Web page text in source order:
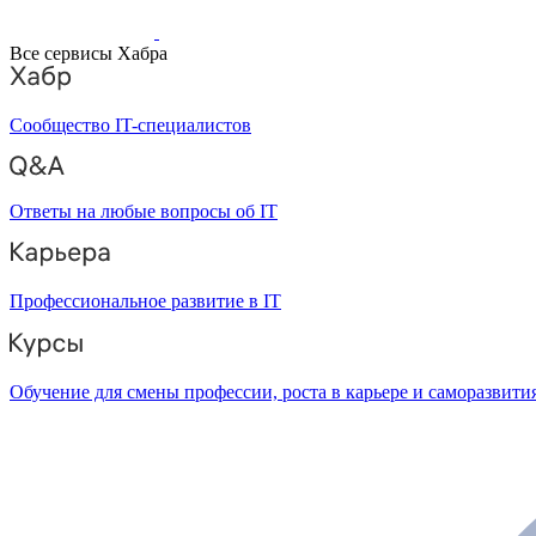
Все сервисы Хабра
Сообщество IT-специалистов
Ответы на любые вопросы об IT
Профессиональное развитие в IT
Обучение для смены профессии, роста в карьере и